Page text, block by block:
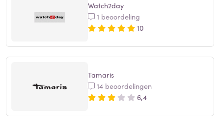
Watch2day
1 beoordeling
10
Tamaris
14 beoordelingen
6,4